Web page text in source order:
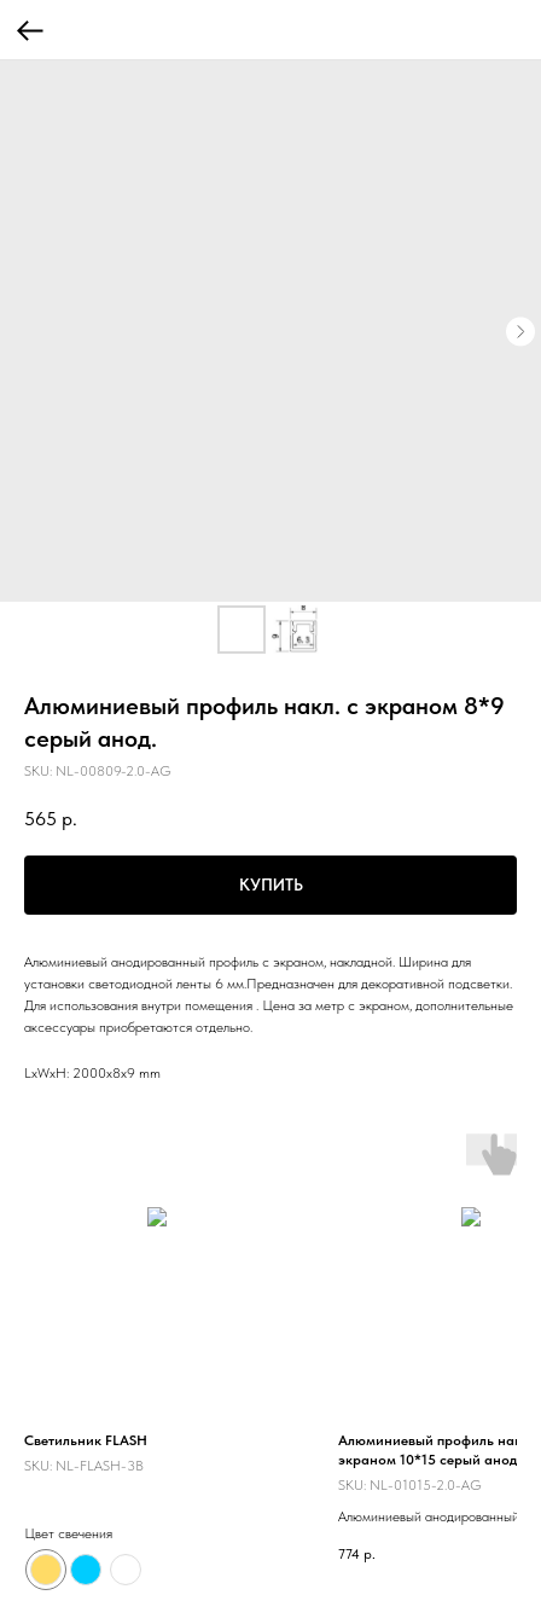
Алюминиевый профиль накл. с экраном 8*9
серый анод.
SKU: NL-00809-2.0-AG
565 р.
КУПИТЬ
Алюминиевый анодированный профиль с экраном, накладной. Ширина для
установки светодиодной ленты 6 мм.Предназначен для декоративной подсветки.
Для использования внутри помещения . Цена за метр с экраном, дополнительные
аксессуары приобретаются отдельно.
LxWxH: 2000x8x9 mm
Светильник FLASH
SKU: NL-FLASH-3B
Цвет свечения
Алюминиевый профиль накл.
экраном 10*15 серый анод.
SKU: NL-01015-2.0-AG
Алюминиевый анодированный
светодиодной ленты 6
774 р.